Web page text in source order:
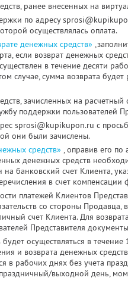
ранее внесенных на
по адресу
осуществлялась оплата.
денежных средств»
если возврат денежных
в течение десяти
случае, сумма возврата
зачисленных на
поддержки пользователей
sprosi@kupikupon.ru с
они были зачислены.
средств» , оправив его
денежных средств
на банковский счет Клиента,
в счет компенсации
платежей Клиентов
со стороны
счет Клиента. Для
Представителя
осуществляться в
и возврата денежных
в рабочих днях без учета
выходной день,